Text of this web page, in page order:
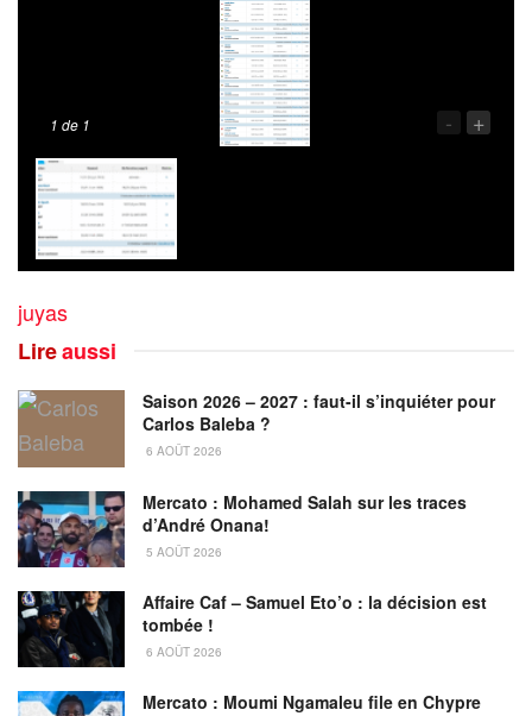
1 de 1 - +
juyas
Lireaussi
Saison 2026 – 2027 : faut-il s’inquiéter pour
Carlos Baleba ?
6 AOÛT 2026
Mercato : Mohamed Salah sur les traces
d’André Onana!
5 AOÛT 2026
Affaire Caf – Samuel Eto’o : la décision est
tombée !
6 AOÛT 2026
Mercato : Moumi Ngamaleu file en Chypre